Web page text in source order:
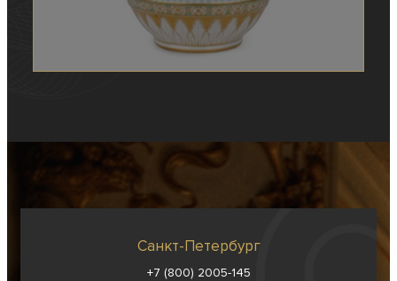
Санкт-Петербург
+7 (800) 2005-145